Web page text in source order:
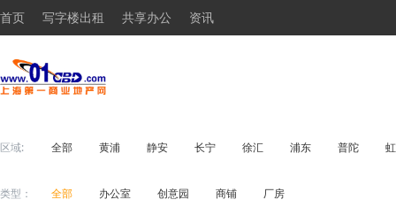
首页 写字楼出租 共享办公 资讯
区域: 全部 黄浦 静安 长宁 徐汇 浦东 普陀
类型： 全部 办公室 创意园 商铺 厂房